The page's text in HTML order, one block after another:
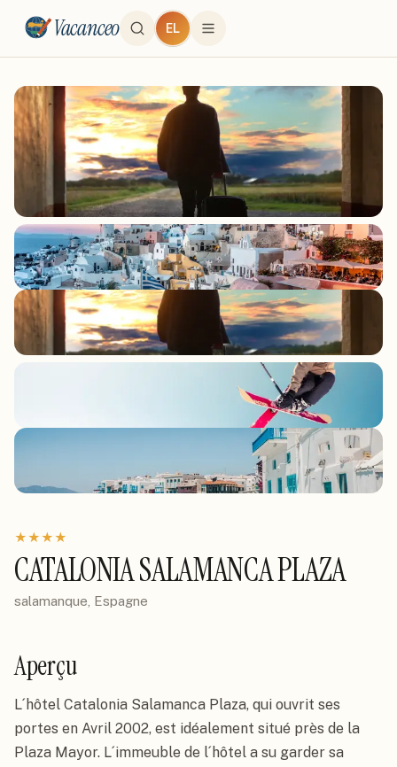
Vacanceo EL
★★★★
CATALONIA SALAMANCA PLAZA
salamanque, Espagne
Aperçu
L´hôtel Catalonia Salamanca Plaza, qui ouvrit ses
portes en Avril 2002, est idéalement situé près de la
Plaza Mayor. L´immeuble de l´hôtel a su garder sa